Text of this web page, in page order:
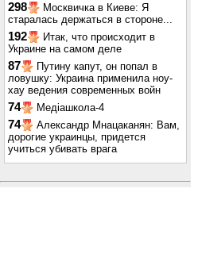
298
Москвичка в Киеве: Я
старалась держаться в стороне...
192
Итак, что происходит в
Украине на самом деле
87
Путину капут, он попал в
ловушку: Украина применила ноу-
хау ведения современных войн
74 Медіашкола-4
74
Александр Мнацаканян: Вам,
дорогие украинцы, придется
учиться убивать врага